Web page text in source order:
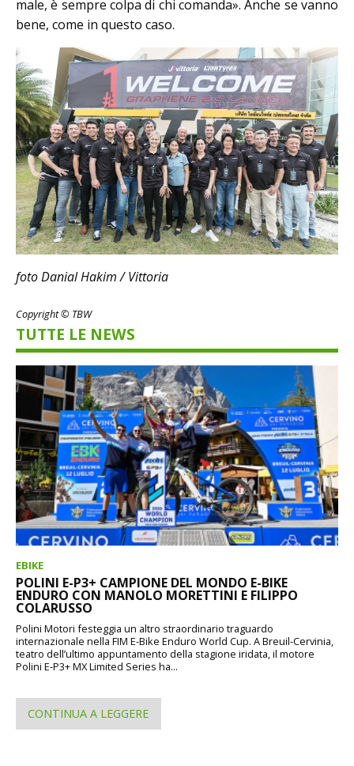
male, è sempre colpa di chi comanda». Anche se vanno
bene, come in questo caso.
foto Danial Hakim / Vittoria
Copyright © TBW
TUTTE LE NEWS
EBIKE
POLINI E-P3+ CAMPIONE DEL MONDO E-BIKE
ENDURO CON MANOLO MORETTINI E FILIPPO
COLARUSSO
Polini Motori festeggia un altro straordinario traguardo
internazionale nella FIM E-Bike Enduro World Cup. A Breuil-Cervinia,
teatro dell’ultimo appuntamento della stagione iridata, il motore
Polini E-P3+ MX Limited Series ha...
CONTINUA A LEGGERE